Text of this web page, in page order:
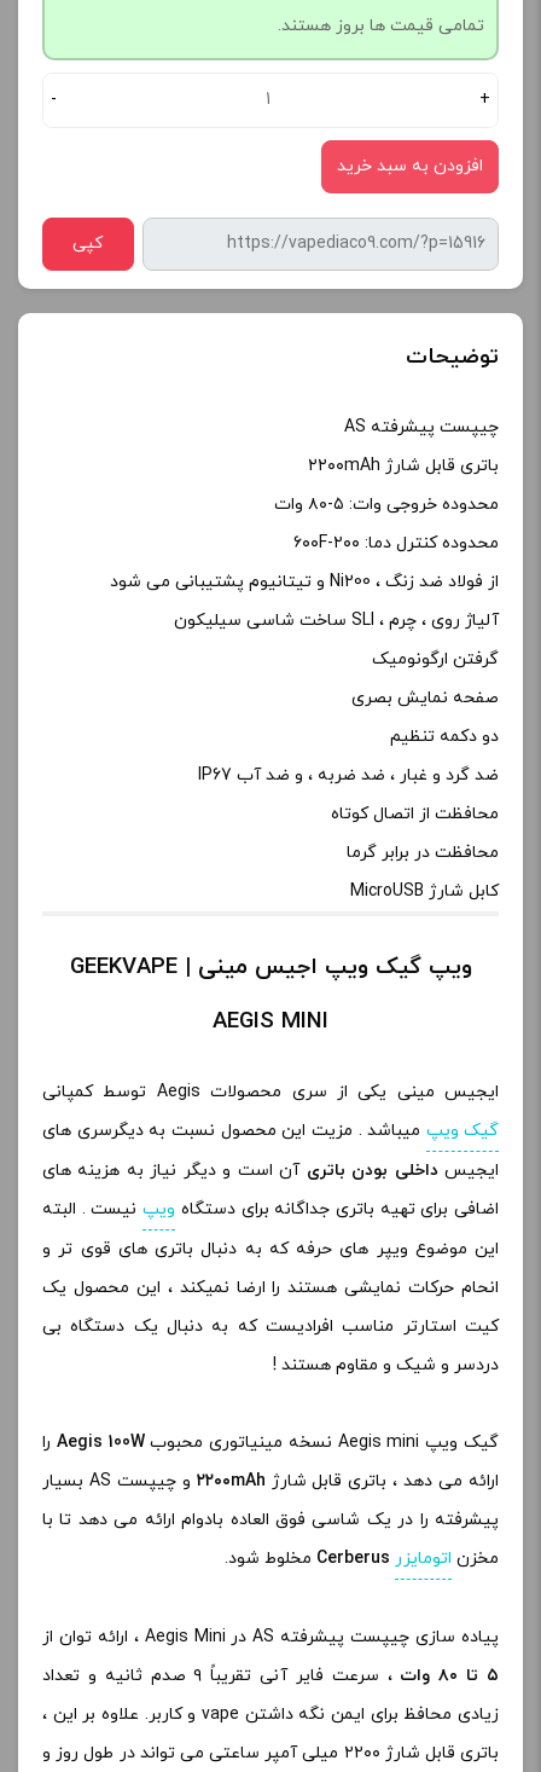
تمامی قیمت ها بروز هستند.
- +
افزودن به سبد خرید
کپی
توضیحات
چیپست پیشرفته AS
باتری قابل شارژ ۲۲۰۰mAh
محدوده خروجی وات: ۵-۸۰ وات
محدوده کنترل دما: ۲۰۰-۶۰۰F
از فولاد ضد زنگ ، Ni200 و تیتانیوم پشتیبانی می شود
آلیاژ روی ، چرم ، SLI ساخت شاسی سیلیکون
گرفتن ارگونومیک
صفحه نمایش بصری
دو دکمه تنظیم
ضد گرد و غبار ، ضد ضربه ، و ضد آب IP67
محافظت از اتصال کوتاه
محافظت در برابر گرما
کابل شارژ MicroUSB
ویپ گیک ویپ اجیس مینی | GEEKVAPE
AEGIS MINI
ایجیس مینی یکی از سری محصولات Aegis توسط کمپانی
گیک ویپ میباشد . مزیت این محصول نسبت به دیگرسری های
ایجیسداخلی بودن باتری آن است و دیگر نیاز به هزینه های
اضافی برای تهیه باتری جداگانه برای دستگاه ویپنیست . البته
این موضوع ویپر های حرفه که به دنبال باتری های قوی تر و
انحام حرکات نمایشی هستند را ارضا نمیکند ، این محصول یک
کیت استارتر مناسب افرادیست که به دنبال یک دستگاه بی
دردسر و شیک و مقاوم هستند !
گیک ویپ Aegis mini نسخه مینیاتوری محبوب Aegis 100W را
ارائه می دهد ، باتری قابل شارژ ۲۲۰۰mAh
و چیپست AS بسیار
پیشرفته را در یک شاسی فوق العاده بادوام ارائه می دهد تا با
مخزن اتومایزر Cerberus مخلوط شود.
پیاده سازی چیپست پیشرفته AS در Aegis Mini ، ارائه توان از
۵ تا ۸۰ وات
، سرعت فایر آنی تقریباً ۹ صدم ثانیه و تعداد
زیادی محافظ برای ایمن نگه داشتن vape و کاربر. علاوه بر این ،
باتری قابل شارژ ۲۲۰۰ میلی آمپر ساعتی می تواند در طول روز و